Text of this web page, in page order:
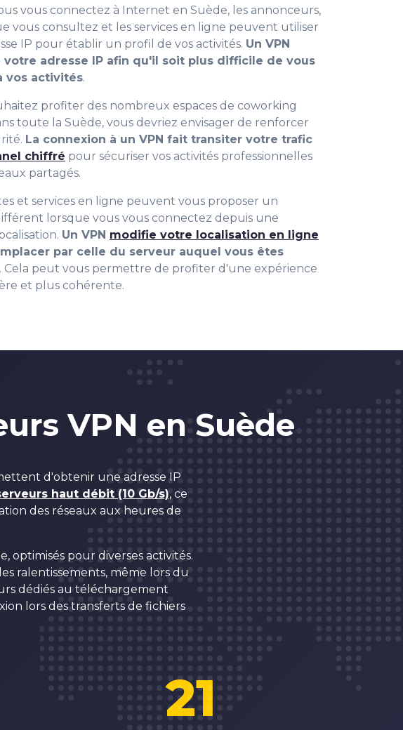
vous connectez à Internet en Suède, les annonceurs,
vous consultez et les services en ligne peuvent utiliser
IP pour établir un profil de vos activités. Un VPN
votre adresse IP afin qu'il soit plus difficile de vous
vos activités.
profiter des nombreux espaces de coworking
toute la Suède, vous devriez envisager de renforcer
La connexion à un VPN fait transiter votre trafic
chiffré pour sécuriser vos activités professionnelles
partagés.
et services en ligne peuvent vous proposer un
lorsque vous vous connectez depuis une
Un VPN modifie votre localisation en ligne
par celle du serveur auquel vous êtes
. Cela peut vous permettre de profiter d'une expérience
et plus cohérente.
VPN en Suède
d'obtenir une adresse IP
haut débit (10 Gb/s), ce
des réseaux aux heures de
optimisés pour diverses activités.
ralentissements, même lors du
dédiés au téléchargement
lors des transferts de fichiers
21